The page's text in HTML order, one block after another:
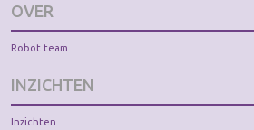
OVER
Robot team
INZICHTEN
Inzichten